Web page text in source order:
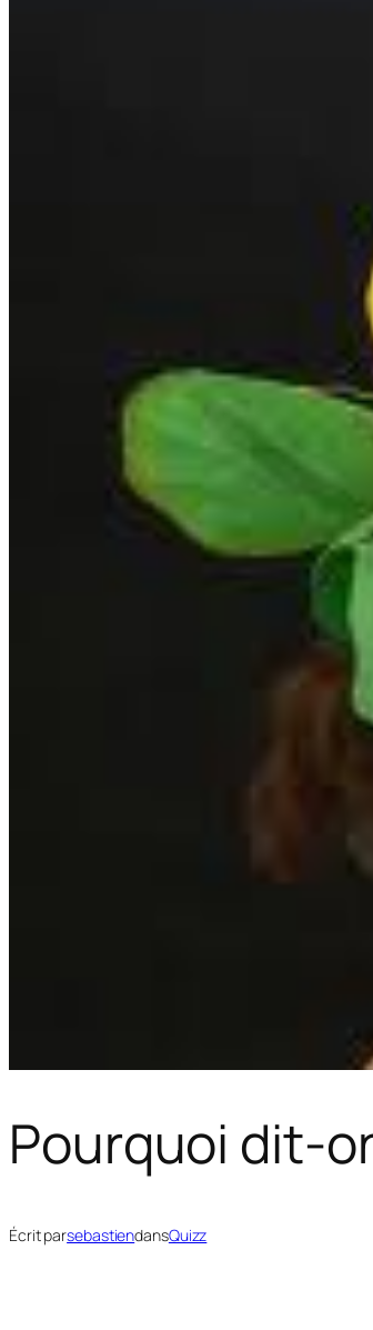
Pourquoi dit-
Écrit parsebastiendansQuizz